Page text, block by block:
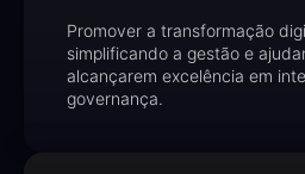
Promover a transformação
simplificando a gestão e
alcançarem excelência em
governança.